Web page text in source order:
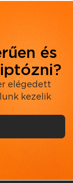
és
elégedett
kezelik